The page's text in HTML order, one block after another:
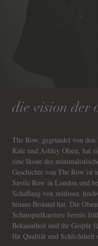
die vision der
The Row, gegründet von
Kate und Ashley Olsen, hat
eine Ikone des
Geschichte von The Row ist
Savile Row in London und
Schaffung von zeitloser,
hinaus Bestand hat. Die
Schauspielkarriere bereits
Bekanntheit und ihr Gespür
für Qualität und Schlichtheit